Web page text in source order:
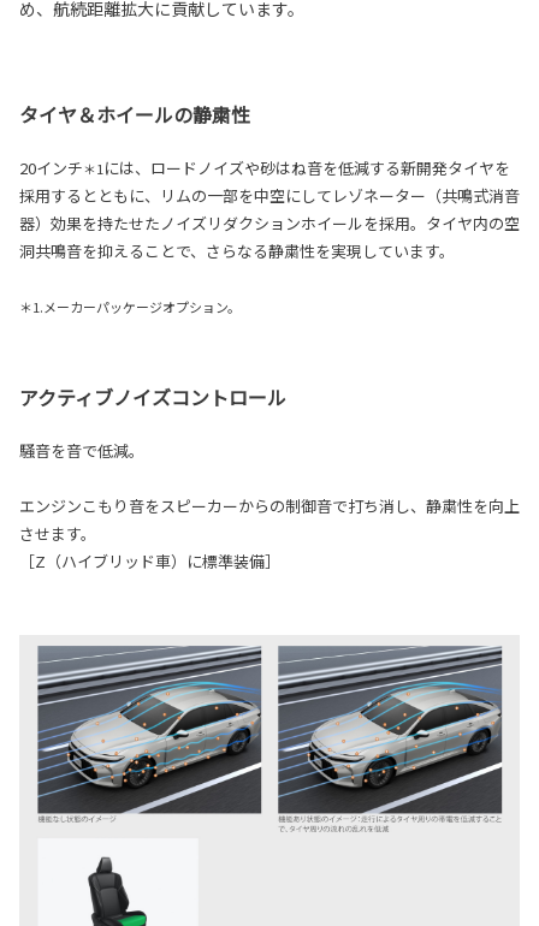
め、航続距離拡大に貢献しています。
タイヤ＆ホイールの静粛性
20インチ＊1 には、ロードノイズや砂はね音を低減する新開発タイヤを
採用するとともに、リムの一部を中空にしてレゾネーター（共鳴式消音
器）効果を持たせたノイズリダクションホイールを採用。タイヤ内の空
洞共鳴音を抑えることで、さらなる静粛性を実現しています。
＊1.メーカーパッケージオプション。
アクティブノイズコントロール
騒音を音で低減。
エンジンこもり音をスピーカーからの制御音で打ち消し、静粛性を向上
させます。
［Z（ハイブリッド車）に標準装備］